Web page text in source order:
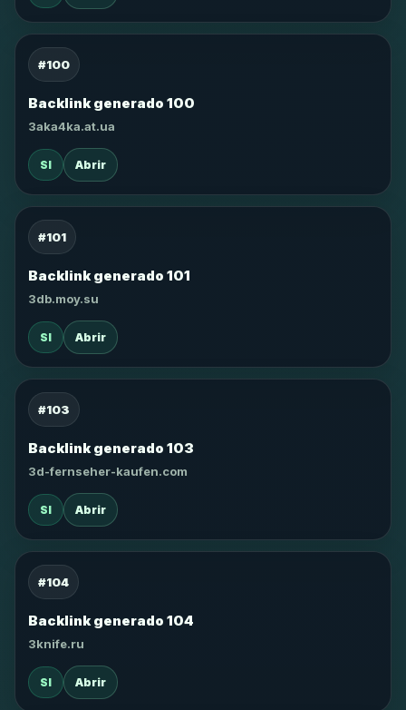
#100
Backlink generado 100
3aka4ka.at.ua
SI Abrir
#101
Backlink generado 101
3db.moy.su
SI Abrir
#103
Backlink generado 103
3d-fernseher-kaufen.com
SI Abrir
#104
Backlink generado 104
3knife.ru
SI Abrir